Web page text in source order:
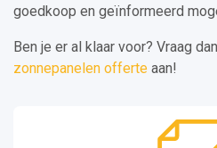
goedkoop en geïnformeerd
Ben je er al klaar voor? Vraag
zonnepanelen offerte aan!